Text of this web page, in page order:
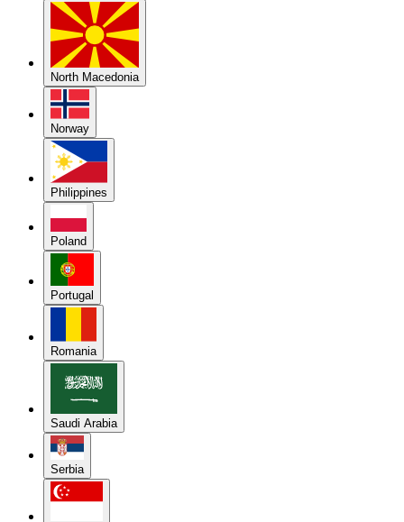
North Macedonia
Norway
Philippines
Poland
Portugal
Romania
Saudi Arabia
Serbia